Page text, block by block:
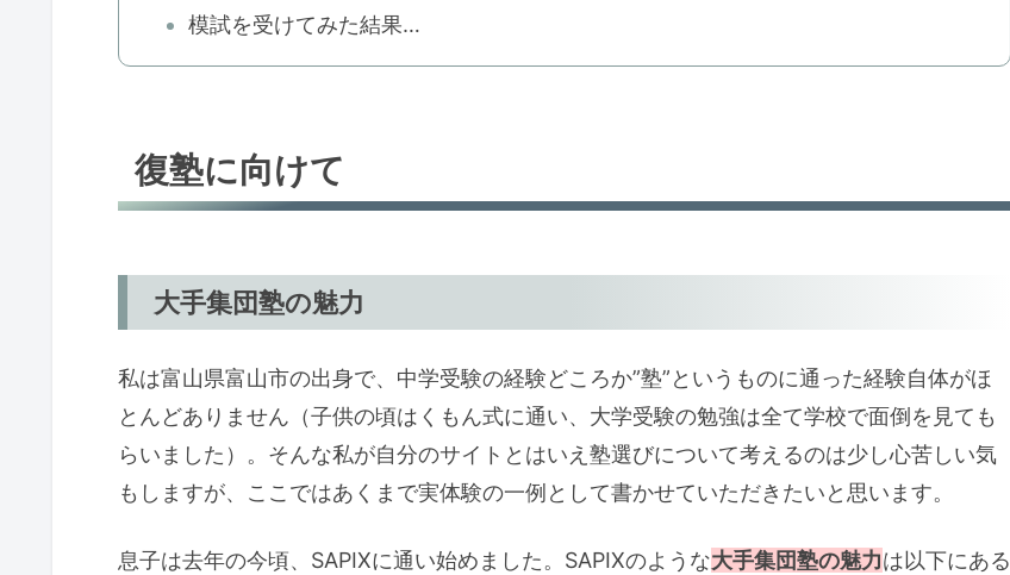
模試を受けてみた結果…
復塾に向けて
大手集団塾の魅力
私は富山県富山市の出身で、中学受験の経験どころか”塾”というものに通った経験自体がほ
とんどありません（子供の頃はくもん式に通い、大学受験の勉強は全て学校で面倒を見ても
らいました）。そんな私が自分のサイトとはいえ塾選びについて考えるのは少し心苦しい気
もしますが、ここではあくまで実体験の一例として書かせていただきたいと思います。
息子は去年の今頃、SAPIXに通い始めました。SAPIXのような大手集団塾の魅力は以下にある